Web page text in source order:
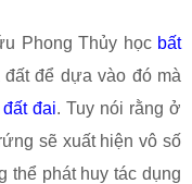
Phong Thủy học bất
để dựa vào đó mà
đai. Tuy nói rằng ở
sẽ xuất hiện vô số
thể phát huy tác dụng